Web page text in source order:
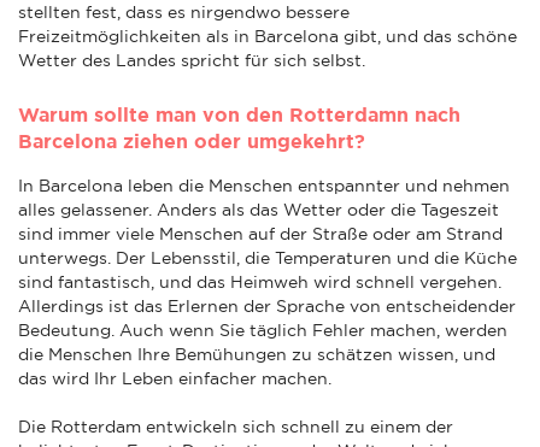
stellten fest, dass es nirgendwo bessere
Freizeitmöglichkeiten als in Barcelona gibt, und das schöne
Wetter des Landes spricht für sich selbst.
Warum sollte man von den Rotterdamn nach
Barcelona ziehen oder umgekehrt?
In Barcelona leben die Menschen entspannter und nehmen
alles gelassener. Anders als das Wetter oder die Tageszeit
sind immer viele Menschen auf der Straße oder am Strand
unterwegs. Der Lebensstil, die Temperaturen und die Küche
sind fantastisch, und das Heimweh wird schnell vergehen.
Allerdings ist das Erlernen der Sprache von entscheidender
Bedeutung. Auch wenn Sie täglich Fehler machen, werden
die Menschen Ihre Bemühungen zu schätzen wissen, und
das wird Ihr Leben einfacher machen.
Die Rotterdam entwickeln sich schnell zu einem der